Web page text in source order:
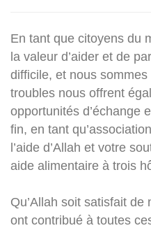
En tant que citoyens du
la valeur d’aider et de
difficile, et nous
troubles nous offrent
opportunités d’échange
fin, en tant
l’aide d’Allah et votre
aide alimentaire à trois
Qu’Allah soit satisfait
ont contribué à toutes